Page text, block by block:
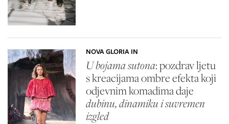
NOVA GLORIA IN
U bojama sutona: pozdrav ljetu
s kreacijama ombre efekta koji
odjevnim komadima daje
dubinu, dinamiku i suvremen
izgled